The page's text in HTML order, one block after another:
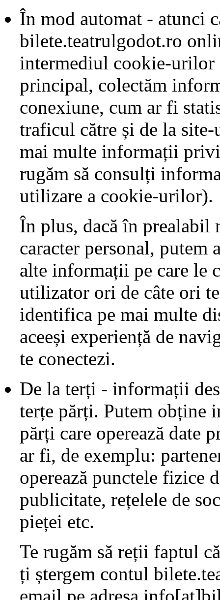
În mod automat - atunci
bilete.teatrulgodot.ro
intermediul cookie-
principal, colectăm
conexiune, cum ar fi
traficul către și de la
mai multe informații
rugăm să consulți
utilizare a cookie-urilor).
În plus, dacă în
caracter personal, putem
alte informații pe care le
utilizator ori de câte ori
identifica pe mai multe
aceeși experiență de
te conectezi.
De la terți - informații
terțe părți. Putem obține
părți care operează date
ar fi, de exemplu:
operează punctele fizice
publicitate, rețelele de
pieței etc.
Te rugăm să reții faptul
ți ștergem contul